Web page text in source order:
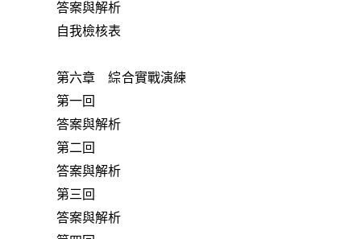
答案與解析
自我檢核表
第六章 綜合實戰演練
第一回
答案與解析
第二回
答案與解析
第三回
答案與解析